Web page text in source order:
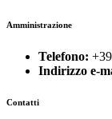
Amministrazione
Telefono:
Indirizzo e-
Contatti